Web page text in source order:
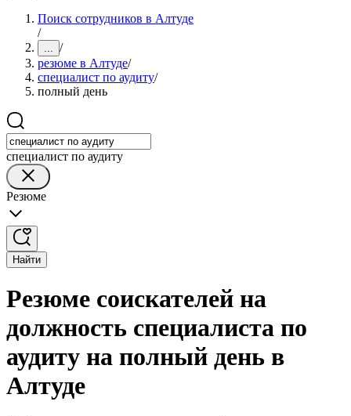
Поиск сотрудников в Алтуде
/
... /
резюме в Алтуде/
специалист по аудиту/
полный день
специалист по аудиту
Резюме
Найти
Резюме соискателей на
должность специалиста по
аудиту на полный день в
Алтуде